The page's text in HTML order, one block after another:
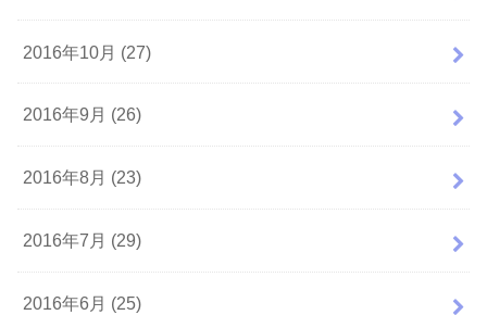
2016年10月 (27)
2016年9月 (26)
2016年8月 (23)
2016年7月 (29)
2016年6月 (25)